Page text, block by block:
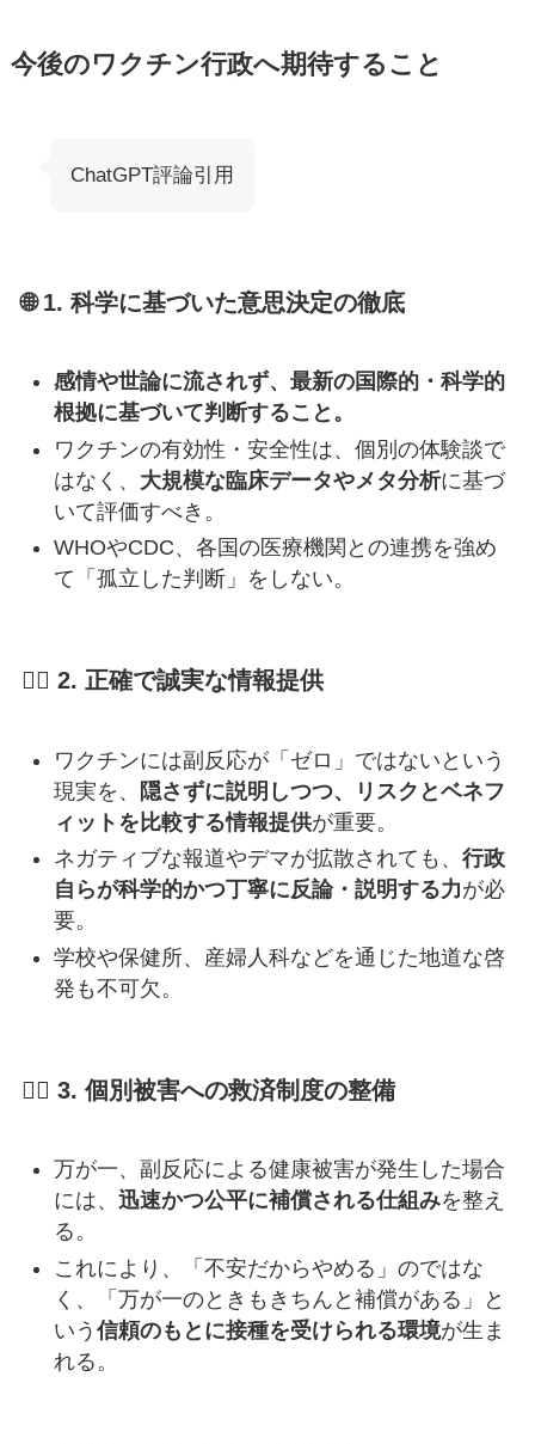
今後のワクチン行政へ期待すること
ChatGPT評論引用
🌐 1. 科学に基づいた意思決定の徹底
感情や世論に流されず、最新の国際的・科学的
根拠に基づいて判断すること。
ワクチンの有効性・安全性は、個別の体験談で
はなく、 大規模な臨床データやメタ分析に基づ
いて評価すべき。
WHOやCDC、各国の医療機関との連携を強め
て「孤立した判断」をしない。
🧑‍⚕️ 2. 正確で誠実な情報提供
ワクチンには副反応が「ゼロ」ではないという
現実を、
隠さずに説明しつつ、リスクとベネフ
ィットを比較する情報提供が重要。
ネガティブな報道やデマが拡散されても、 行政
自らが科学的かつ丁寧に反論・説明する力が必
要。
学校や保健所、産婦人科などを通じた地道な啓
発も不可欠。
🧘‍♀️ 3. 個別被害への救済制度の整備
万が一、副反応による健康被害が発生した場合
には、 迅速かつ公平に補償される仕組みを整え
る。
これにより、「不安だからやめる」のではな
く、「万が一のときもきちんと補償がある」と
いう 信頼のもとに接種を受けられる環境が生ま
れる。